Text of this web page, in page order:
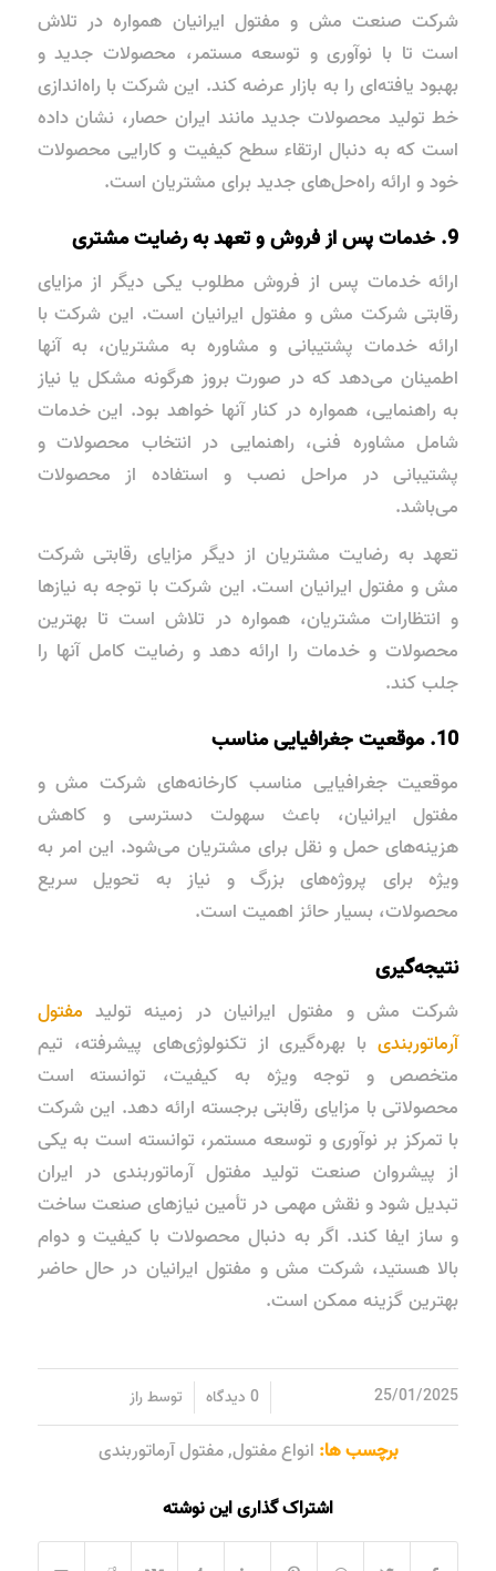
شرکت صنعت مش و مفتول ایرانیان همواره در تلاش
است تا با نوآوری و توسعه مستمر، محصولات جدید و
بهبود یافته‌ای را به بازار عرضه کند. این شرکت با راه‌اندازی
خط تولید محصولات جدید مانند ایران حصار، نشان داده
است که به دنبال ارتقاء سطح کیفیت و کارایی محصولات
خود و ارائه راه‌حل‌های جدید برای مشتریان است.
9. خدمات پس از فروش و تعهد به رضایت مشتری
ارائه خدمات پس از فروش مطلوب یکی دیگر از مزایای
رقابتی شرکت مش و مفتول ایرانیان است. این شرکت با
ارائه خدمات پشتیبانی و مشاوره به مشتریان، به آنها
اطمینان می‌دهد که در صورت بروز هرگونه مشکل یا نیاز
به راهنمایی، همواره در کنار آنها خواهد بود. این خدمات
شامل مشاوره فنی، راهنمایی در انتخاب محصولات و
پشتیبانی در مراحل نصب و استفاده از محصولات
می‌باشد.
تعهد به رضایت مشتریان از دیگر مزایای رقابتی شرکت
مش و مفتول ایرانیان است. این شرکت با توجه به نیازها
و انتظارات مشتریان، همواره در تلاش است تا بهترین
محصولات و خدمات را ارائه دهد و رضایت کامل آنها را
جلب کند.
10. موقعیت جغرافیایی مناسب
موقعیت جغرافیایی مناسب کارخانه‌های شرکت مش و
مفتول ایرانیان، باعث سهولت دسترسی و کاهش
هزینه‌های حمل و نقل برای مشتریان می‌شود. این امر به
ویژه برای پروژه‌های بزرگ و نیاز به تحویل سریع
محصولات، بسیار حائز اهمیت است.
نتیجه‌گیری
شرکت مش و مفتول ایرانیان در زمینه تولید مفتول
آرماتوربندیبا بهره‌گیری از تکنولوژی‌های پیشرفته، تیم
متخصص و توجه ویژه به کیفیت، توانسته است
محصولاتی با مزایای رقابتی برجسته ارائه دهد. این شرکت
با تمرکز بر نوآوری و توسعه مستمر، توانسته است به یکی
از پیشروان صنعت تولید مفتول آرماتوربندی در ایران
تبدیل شود و نقش مهمی در تأمین نیازهای صنعت ساخت
و ساز ایفا کند. اگر به دنبال محصولات با کیفیت و دوام
بالا هستید، شرکت مش و مفتول ایرانیان در حال حاضر
بهترین گزینه ممکن است.
25/01/2025 0 دیدگاه توسطراز
برچسب ها: انواع مفتول,مفتول آرماتوربندی
اشتراک گذاری این نوشته